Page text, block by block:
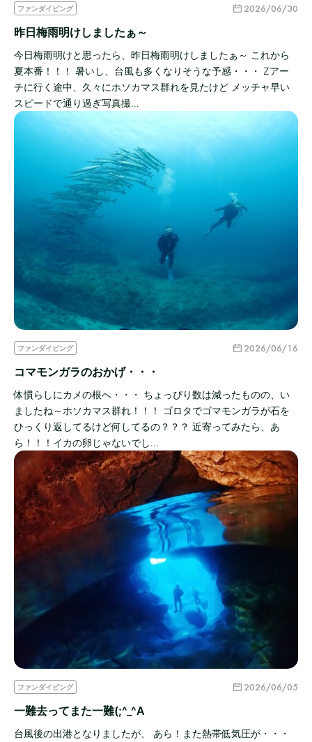
ファンダイビング 2026/06/30
昨日梅雨明けしましたぁ～
今日梅雨明けと思ったら、昨日梅雨明けしましたぁ～ これから
夏本番！！！ 暑いし、台風も多くなりそうな予感・・・ Zアー
チに行く途中、久々にホソカマス群れを見たけど メッチャ早い
スピードで通り過ぎ写真撮…
ファンダイビング 2026/06/16
コマモンガラのおかげ・・・
体慣らしにカメの根へ・・・ ちょっぴり数は減ったものの、い
ましたね～ホソカマス群れ！！！ ゴロタでゴマモンガラが石を
ひっくり返してるけど何してるの？？？ 近寄ってみたら、あ
ら！！！イカの卵じゃないでし…
ファンダイビング 2026/06/05
一難去ってまた一難(;^_^A
台風後の出港となりましたが、 あら！また熱帯低気圧が・・・